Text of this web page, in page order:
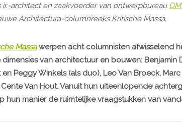
architect en zaakvoerder van ontwerpbureau
Architectura-columnreeks Kritische Massa.
Massawerpen acht columnisten afwisselend
van architectuur en bouwen: Benjamin
Peggy Winkels (als duo), Leo Van Broeck,
Cente Van Hout. Vanuit hun uiteenlopende
hun manier de ruimtelijke vraagstukken van